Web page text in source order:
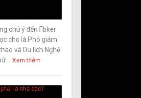
chú ý đến Fbker
cho là Phó giám
và Du lịch Nghệ
Xem thêm